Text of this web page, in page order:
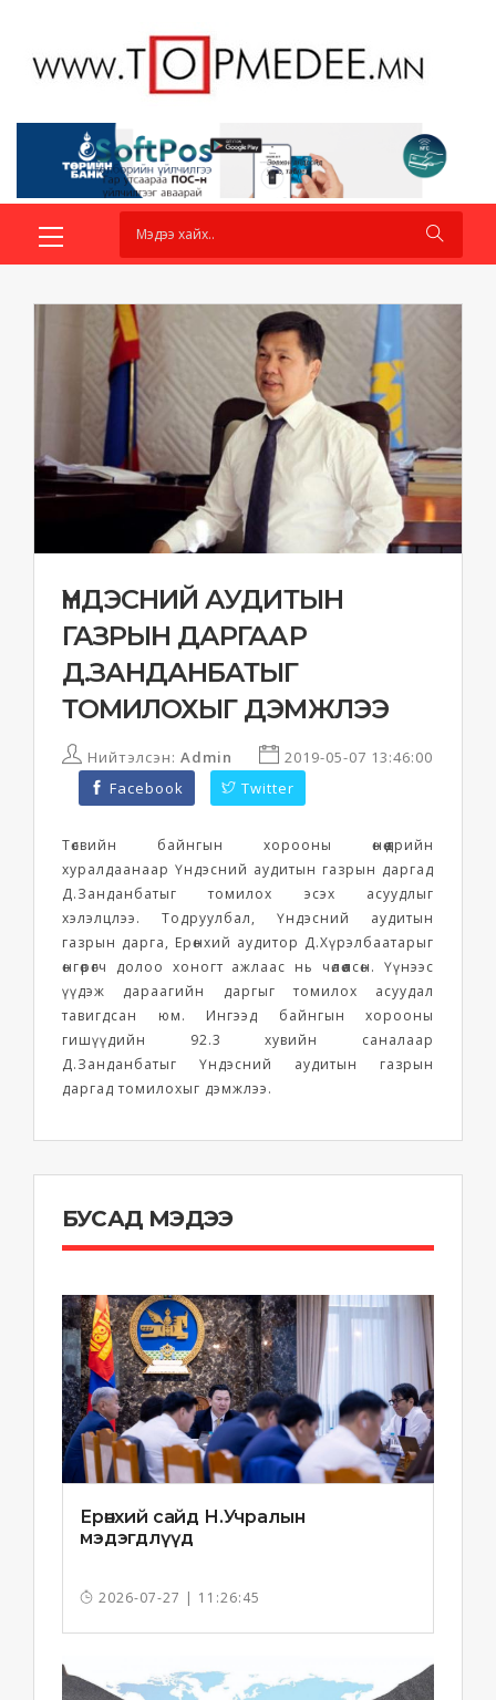
ҮНДЭСНИЙ АУДИТЫН
ГАЗРЫН ДАРГААР
Д.ЗАНДАНБАТЫГ
ТОМИЛОХЫГ ДЭМЖЛЭЭ
Нийтэлсэн: Admin
2019-05-07 13:46:00
Facebook
Twitter
Төсвийн байнгын хорооны өнөөдрийн
хуралдаанаар Үндэсний аудитын газрын даргад
Д.Занданбатыг томилох эсэх асуудлыг
хэлэлцлээ. Тодруулбал, Үндэсний аудитын
газрын дарга, Ерөнхий аудитор Д.Хүрэлбаатарыг
өнгөрөгч долоо хоногт ажлаас нь чөлөөлсөн. Үүнээс
үүдэж дараагийн даргыг томилох асуудал
тавигдсан юм. Ингээд байнгын хорооны
гишүүдийн 92.3 хувийн саналаар
Д.Занданбатыг Үндэсний аудитын газрын
даргад томилохыг дэмжлээ.
БУСАД МЭДЭЭ
Ерөнхий сайд Н.Учралын
мэдэгдлүүд
2026-07-27 | 11:26:45